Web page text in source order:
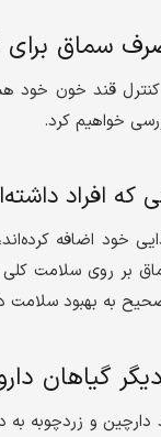
سماق
کنترل قند خون خود
خواهیم کرد.
که افراد
خود اضافه
بر روی سلامت
به بهبود
گیاهان
دارچین و زردچوبه